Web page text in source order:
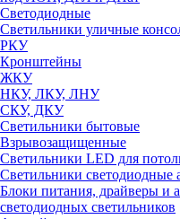
Светодиодные
Светильники уличные
РКУ
Кронштейны
ЖКУ
НКУ, ЛКУ, ЛНУ
СКУ, ДКУ
Светильники бытовые
Взрывозащищенные
Светильники LED для
Светильники светодиодные
Блоки питания, драйверы и
светодиодных светильников